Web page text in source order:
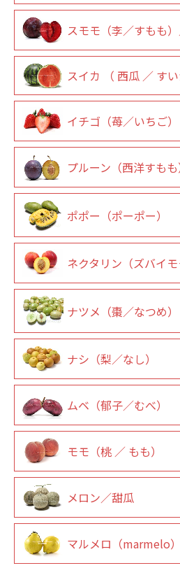
スモモ（李／すもも
スイカ （ 西瓜 ／ すい
イチゴ（苺／いちご）
プルーン（西洋すもも
ポポー（ポーポー）
ネクタリン（ズバイモ
ナツメ（棗／なつめ）
ナシ（梨／なし）
ムベ（郁子／むべ）
モモ（桃 ／ もも）
メロン／甜瓜
マルメロ（marmelo）